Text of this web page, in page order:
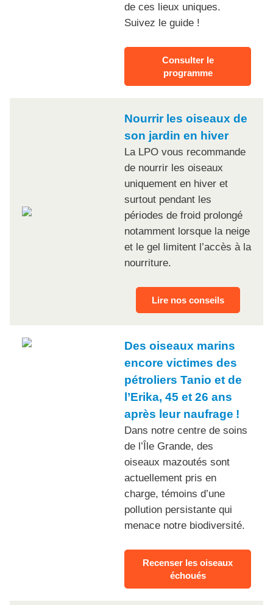
de ces lieux uniques.
Suivez le guide !
Consulter le
programme
Nourrir les oiseaux de
son jardin en hiver
La LPO vous recommande
de nourrir les oiseaux
uniquement en hiver et
surtout pendant les
périodes de froid prolongé
notamment lorsque la neige
et le gel limitent l’accès à la
nourriture.
Lire nos conseils
Des oiseaux marins
encore victimes des
pétroliers Tanio et de
l’Erika, 45 et 26 ans
après leur naufrage !
Dans notre centre de soins
de l’Île Grande, des
oiseaux mazoutés sont
actuellement pris en
charge, témoins d’une
pollution persistante qui
menace notre biodiversité.
Recenser les oiseaux
échoués